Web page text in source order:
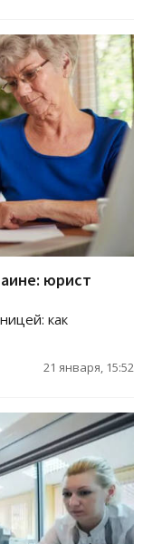
юрист
как
21 января, 15:52